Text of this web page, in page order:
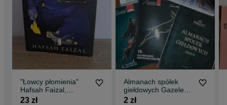
"Łowcy płomienia"
Hafsah Faizal,
książka używana
23 zł
Almanach spółek
giełdowych Gazele
biznesu
2 zł